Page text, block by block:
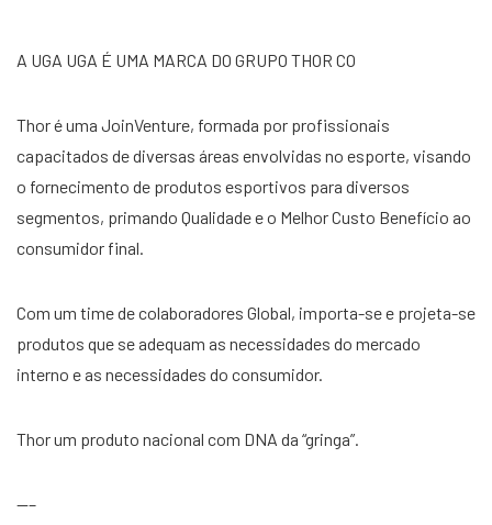
A UGA UGA É UMA MARCA DO GRUPO THOR CO
Thor é uma JoinVenture, formada por profissionais
capacitados de diversas áreas envolvidas no esporte, visando
o fornecimento de produtos esportivos para diversos
segmentos, primando Qualidade e o Melhor Custo Benefício ao
consumidor final.
Com um time de colaboradores Global, importa-se e projeta-se
produtos que se adequam as necessidades do mercado
interno e as necessidades do consumidor.
Thor um produto nacional com DNA da “gringa”.
—–